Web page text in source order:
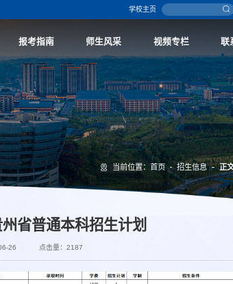
学校主页
报考指南 师生风采 视频专栏 联
当前位置：首页 招生信息 正
省普通本科招生计划
26 点击量： 2187